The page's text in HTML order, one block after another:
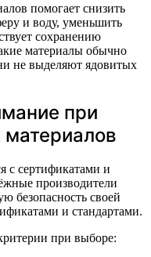
помогает снизить
и воду, уменьшить
сохранению
материалы обычно
не выделяют ядовитых
при
с сертификатами и
производители
безопасность своей
и стандартами.
при выборе: